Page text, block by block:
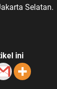
Selatan.
ini